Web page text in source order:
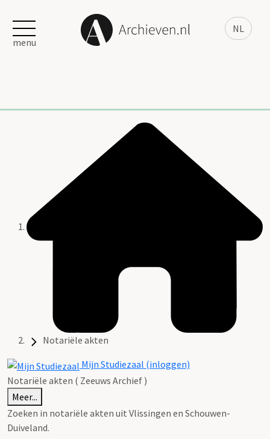
NL
menu
Notariële akten
Mijn Studiezaal (inloggen)
Notariële akten ( Zeeuws Archief )
Meer...
Zoeken in notariële akten uit Vlissingen en Schouwen-
Duiveland.